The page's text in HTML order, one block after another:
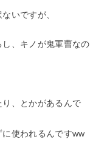
いですが、
、キノが鬼軍曹なの
、とかがあるんで
使われるんですww